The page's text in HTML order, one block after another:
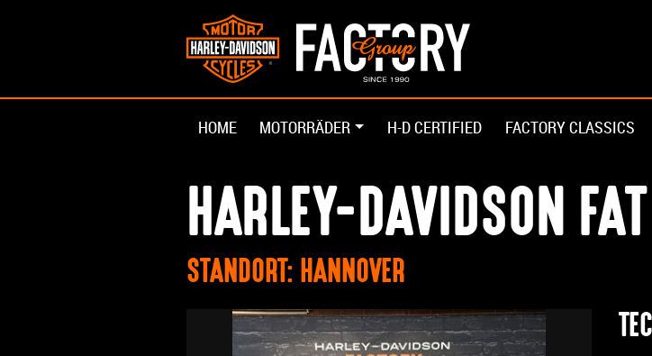
HOME MOTORRÄDER H-D CERTIFIED FACTORY CLASSICS
HARLEY-DAVIDSON
STANDORT: HANNOVER